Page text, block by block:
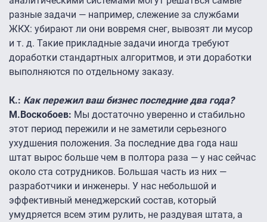
разные задачи — например, слежение за службами
ЖКХ: убирают ли они вовремя снег, вывозят ли мусор
и т. д. Такие прикладные задачи иногда требуют
доработки стандартных алгоритмов, и эти доработки
выполняются по отдельному заказу.
К.: Как пережил ваш бизнес последние два года?
М.Воскобоев: Мы достаточно уверенно и стабильно
этот период пережили и не заметили серьезного
ухудшения положения. За последние два года наш
штат вырос больше чем в полтора раза — у нас сейчас
около ста сотрудников. Большая часть из них —
разработчики и инженеры. У нас небольшой и
эффективный менеджерский состав, который
умудряется всем этим рулить, не раздувая штата, а